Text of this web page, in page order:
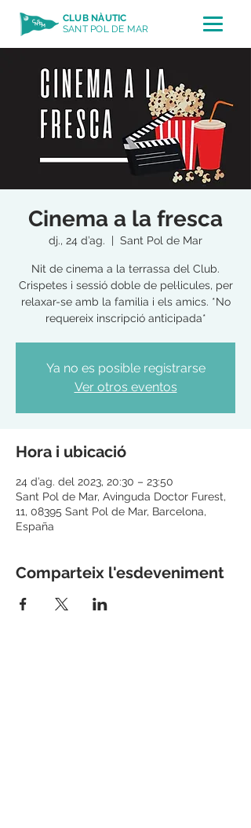
CLUB NÀUTIC
SANT POL DE MAR
Cinema a la fresca
dj., 24 d’ag.
  |
Sant Pol de Mar
Nit de cinema a la terrassa del Club.
Crispetes i sessió doble de pel·licules, per
relaxar-se amb la familia i els amics. *No
requereix inscripció anticipada*
Ya no es posible registrarse
Ver otros eventos
Hora i ubicació
24 d’ag. del 2023, 20:30 – 23:50
Sant Pol de Mar, Avinguda Doctor Furest,
11, 08395 Sant Pol de Mar, Barcelona,
España
Comparteix l'esdeveniment